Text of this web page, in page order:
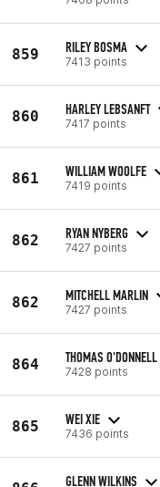
859 RILEY BOSMA
7413 points
860 HARLEY LEBSANFT
7417 points
861 WILLIAM WOOLFE
7419 points
862 RYAN NYBERG
7427 points
862 MITCHELL MARLIN
7427 points
864 THOMAS O'DONNELL
7428 points
865 WEI XIE
7436 points
GLENN WILKINS